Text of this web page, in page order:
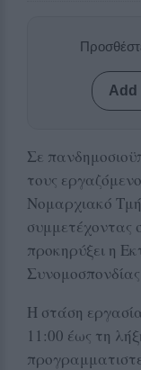
Add
Σε
τους
Νομαρχιακό
συμμετέχοντας
προκηρύξει η
Η στάση
11:00 έως τη